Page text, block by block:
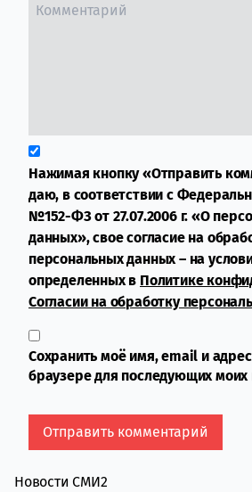
Нажимая кнопку «Отправить
даю, в соответствии с
№152-ФЗ от 27.07.2006 г. «О
данных», свое согласие на
персональных данных – на
определенных в Политике
Согласии на обработку
Сохранить моё имя, email и
браузере для последующих
Новости СМИ2